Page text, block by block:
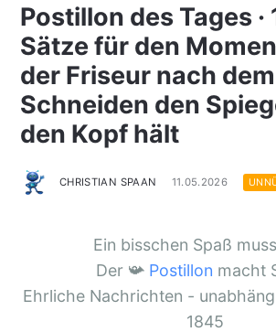
Postillon des Tages ·
Sätze für den
der Friseur nach dem
Schneiden den
den Kopf hält
CHRISTIAN SPAAN 11.05.2026
Ein bisschen Spaß
Der 📯 Postillon macht
Ehrliche Nachrichten -
1845